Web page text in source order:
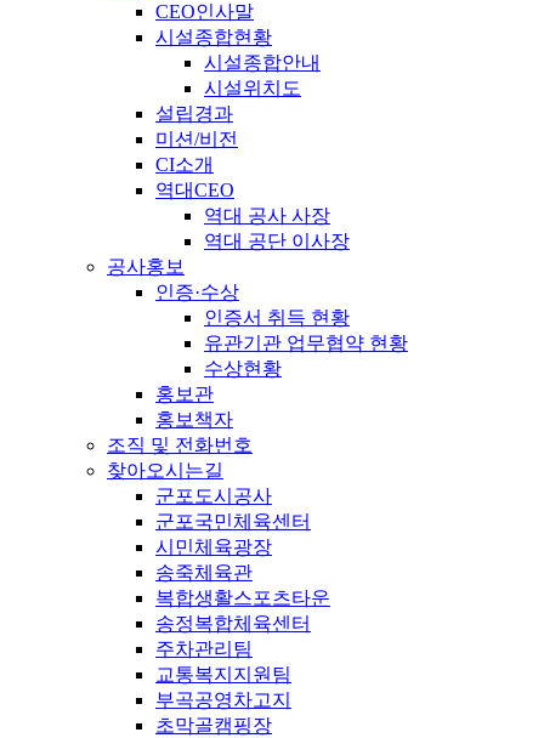
CEO인사말
시설종합현황
시설종합안내
시설위치도
설립경과
미션/비전
CI소개
역대CEO
역대 공사 사장
역대 공단 이사장
공사홍보
인증·수상
인증서 취득 현황
유관기관 업무협약 현황
수상현황
홍보관
홍보책자
조직 및 전화번호
찾아오시는길
군포도시공사
군포국민체육센터
시민체육광장
송죽체육관
복합생활스포츠타운
송정복합체육센터
주차관리팀
교통복지지원팀
부곡공영차고지
초막골캠핑장